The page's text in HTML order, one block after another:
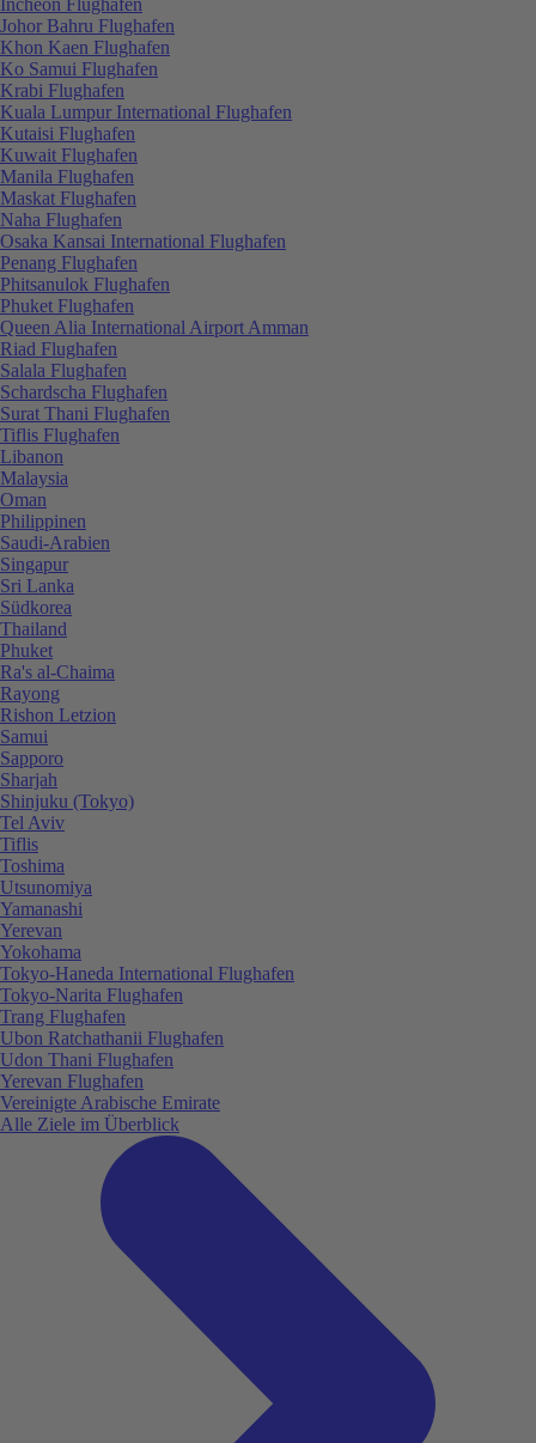
Johor Bahru Flughafen
Khon Kaen Flughafen
Ko Samui Flughafen
Krabi Flughafen
Kuala Lumpur International Flughafen
Kutaisi Flughafen
Kuwait Flughafen
Manila Flughafen
Maskat Flughafen
Naha Flughafen
Osaka Kansai International Flughafen
Penang Flughafen
Phitsanulok Flughafen
Phuket Flughafen
Queen Alia International Airport Amman
Riad Flughafen
Salala Flughafen
Schardscha Flughafen
Surat Thani Flughafen
Tiflis Flughafen
Libanon
Malaysia
Oman
Philippinen
Saudi-Arabien
Singapur
Sri Lanka
Südkorea
Thailand
Phuket
Ra's al-Chaima
Rayong
Rishon Letzion
Samui
Sapporo
Sharjah
Shinjuku (Tokyo)
Tel Aviv
Tiflis
Toshima
Utsunomiya
Yamanashi
Yerevan
Yokohama
Tokyo-Haneda International Flughafen
Tokyo-Narita Flughafen
Trang Flughafen
Ubon Ratchathanii Flughafen
Udon Thani Flughafen
Yerevan Flughafen
Vereinigte Arabische Emirate
Alle Ziele im Überblick